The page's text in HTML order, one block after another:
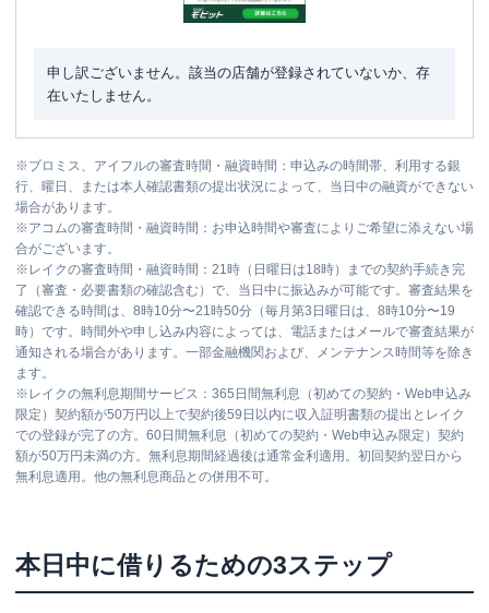
申し訳ございません。該当の店舗が登録されていないか、存
在いたしません。
※プロミス、アイフルの審査時間・融資時間：申込みの時間帯、利用する銀
行、曜日、または本人確認書類の提出状況によって、当日中の融資ができない
場合があります。
※アコムの審査時間・融資時間：お申込時間や審査によりご希望に添えない場
合がございます。
※ レイクの審査時間・融資時間：21時（日曜日は18時）までの契約手続き完
了（審査・必要書類の確認含む）で、当日中に振込みが可能です。審査結果を
確認できる時間は、8時10分〜21時50分（毎月第3日曜日は、8時10分〜19
時）です。時間外や申し込み内容によっては、電話またはメールで審査結果が
通知される場合があります。一部金融機関および、メンテナンス時間等を除き
ます。
※ レイクの無利息期間サービス：365日間無利息（初めての契約・Web申込み
限定）契約額が50万円以上で契約後59日以内に収入証明書類の提出とレイク
での登録が完了の方。60日間無利息（初めての契約・Web申込み限定）契約
額が50万円未満の方。無利息期間経過後は通常金利適用。初回契約翌日から
無利息適用。他の無利息商品との併用不可。
本日中に借りるための3ステップ